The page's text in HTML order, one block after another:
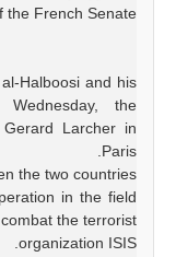
Halboosi and his
the
Larcher in
Paris.
the two countries
in the field
the terrorist
organization ISIS.